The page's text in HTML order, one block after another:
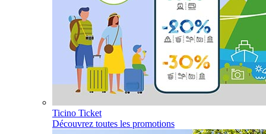
Ticino Ticket
Découvrez toutes les promotions